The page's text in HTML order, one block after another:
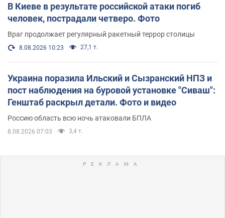
В Киеве в результате российской атаки погиб
человек, пострадали четверо. Фото
Враг продолжает регулярный ракетный террор столицы
8.08.2026 10:23 27,1 т.
Украина поразила Ильский и Сызранский НПЗ и
пост наблюдения на буровой установке "Сиваш":
Генштаб раскрыл детали. Фото и видео
Россию область всю ночь атаковали БПЛА
8.08.2026 07:03 3,4 т.